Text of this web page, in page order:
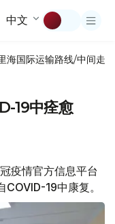
中文
海国际运输路线/中间走廊
19中痊愈
疫情官方信息平台
19中康复。